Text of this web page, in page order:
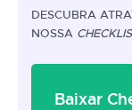
DESCUBRA
NOSSA
Baixar